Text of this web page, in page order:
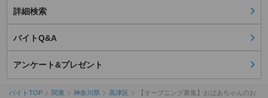
詳細検索
バイトQ&A
アンケート&プレゼント
バイトTOP 関東 神奈川県 高津区 【オープニング募集】おばあちゃんのお